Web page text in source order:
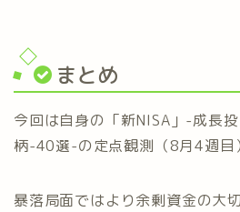
まとめ
今回は自身の「新NISA」-成長
柄-40選-の定点観測（8月4週目
暴落局面ではより余剰資金の大